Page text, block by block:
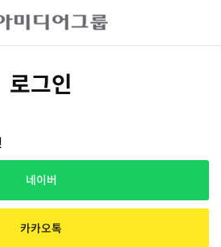
로그인
네이버
카카오톡